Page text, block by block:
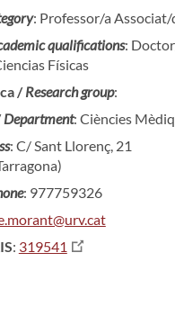
: Professor/a Associat/
qualifications:
Físicas
/Research group:
Department: Ciències
: C/ Sant Llorenç, 21
: 977759326
: 319541